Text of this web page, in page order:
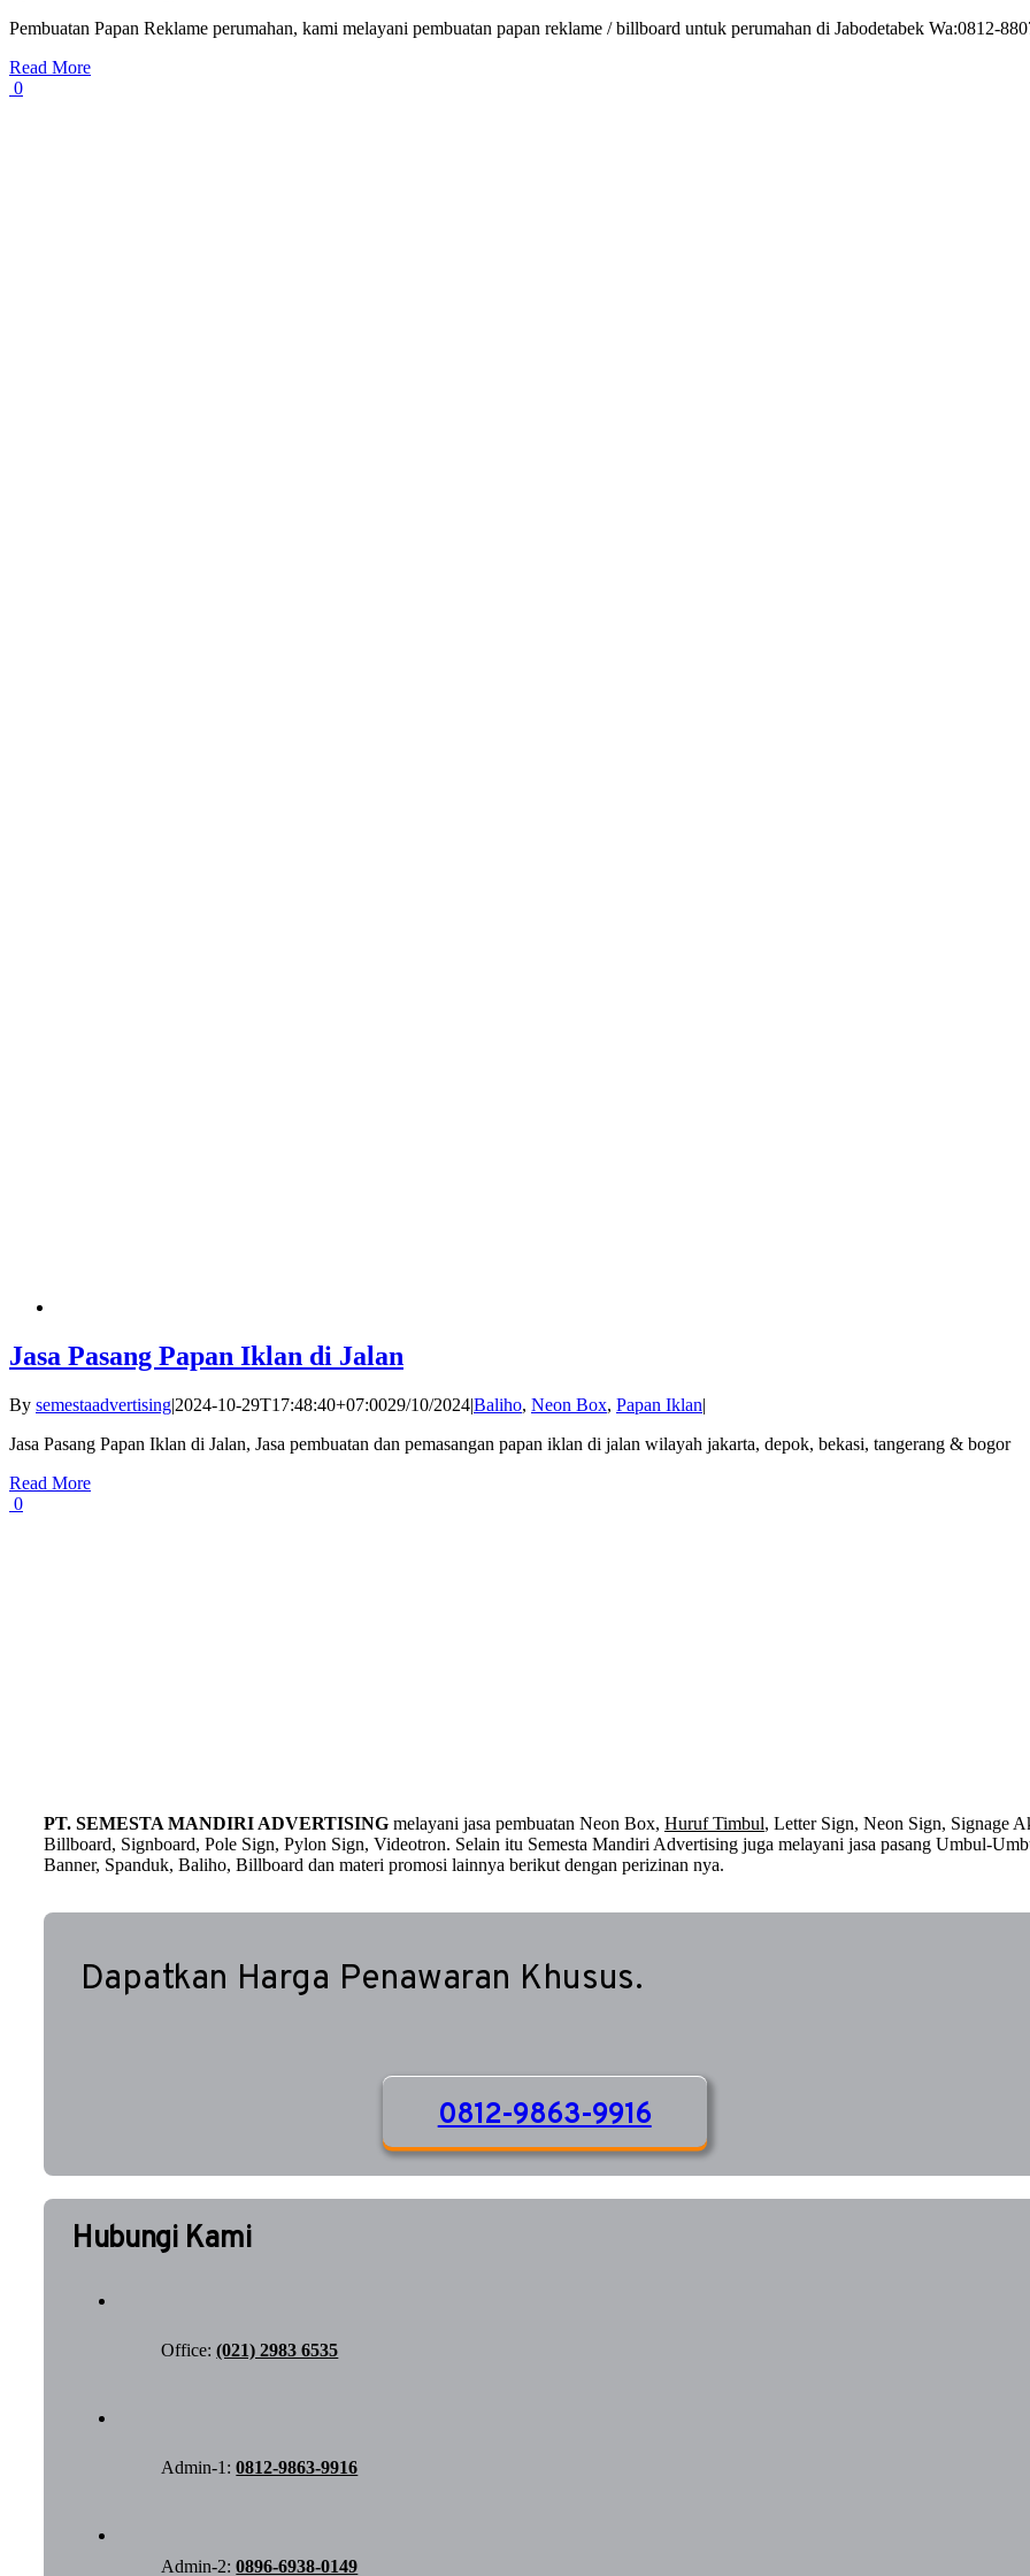
Pembuatan Papan Reklame perumahan, kami melayani pembuatan papan reklame / billboard untuk perumahan di Jabodetabek Wa:0812-
Read More
0
Jasa Pasang Papan Iklan di Jalan
By semestaadvertising|2024-10-29T17:48:40+07:0029/10/2024|Baliho, Neon Box, Papan Iklan|
Jasa Pasang Papan Iklan di Jalan, Jasa pembuatan dan pemasangan papan iklan di jalan wilayah jakarta, depok, bekasi, tangerang & bogor
Read More
0
PT. SEMESTA MANDIRI ADVERTISINGmelayani jasa pembuatan Neon Box, Huruf Timbul, Letter Sign, Neon Sign, Signage
Billboard, Signboard, Pole Sign, Pylon Sign, Videotron. Selain itu Semesta Mandiri Advertising juga melayani jasa pasang Umbul-
Banner, Spanduk, Baliho, Billboard dan materi promosi lainnya berikut dengan perizinan nya.
Dapatkan Harga Penawaran Khusus.
0812-9863-9916
Hubungi Kami
Office:(021) 2983 6535
Admin-1:0812-9863-9916
Admin-2:0896-6938-0149